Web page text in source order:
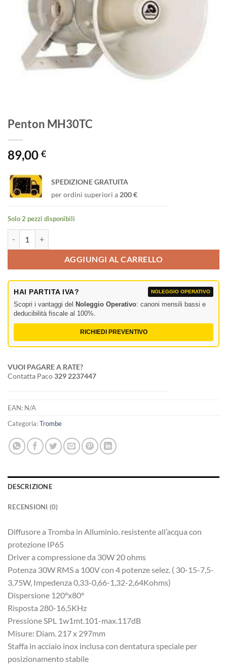
Penton MH30TC
89,00 €
SPEDIZIONE GRATUITA
per ordini superiori a200 €
Solo 2 pezzi disponibili
AGGIUNGI AL CARRELLO
HAI PARTITA IVA? NOLEGGIO OPERATIVO
Scopri i vantaggi del Noleggio Operativo: canoni mensili bassi e
deducibilità fiscale al 100%.
RICHIEDI PREVENTIVO
VUOI PAGARE A RATE?
Contatta Paco329 2237447
EAN: N/A
Categoria:Trombe
DESCRIZIONE
RECENSIONI (0)
Diffusore a Tromba in Alluminio. resistente all’acqua con
protezione IP65
Driver a compressione da 30W 20 ohms
Potenza 30W RMS a 100V con 4 potenze selez. ( 30-15-7,5-
3,75W, Impedenza 0,33-0,66-1,32-2,64Kohms)
Dispersione 120°x80°
Risposta 280-16,5KHz
Pressione SPL 1w1mt.101-max.117dB
Misure: Diam. 217 x 297mm
Staffa in acciaio inox inclusa con dentatura speciale per
posizionamento stabile